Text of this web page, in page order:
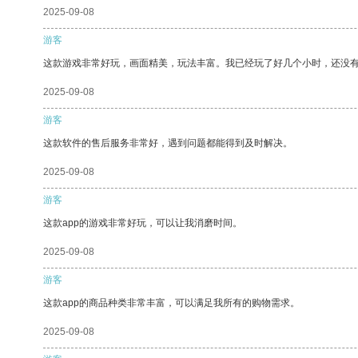
2025-09-08
游客
这款游戏非常好玩，画面精美，玩法丰富。我已经玩了好几个小时，还没
2025-09-08
游客
这款软件的售后服务非常好，遇到问题都能得到及时解决。
2025-09-08
游客
这款app的游戏非常好玩，可以让我消磨时间。
2025-09-08
游客
这款app的商品种类非常丰富，可以满足我所有的购物需求。
2025-09-08